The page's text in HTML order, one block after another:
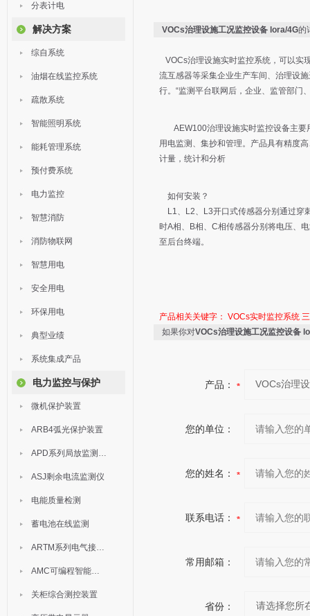
分表计电
解决方案
综自系统
油烟在线监控系统
疏散系统
智能照明系统
能耗管理系统
预付费系统
电力监控
智慧消防
消防物联网
智慧用电
安全用电
环保用电
典型业绩
系统集成产品
电力监控与保护
微机保护装置
ARB4弧光保护装置
APD系列局放监测装置
ASJ剩余电流监测仪
电能质量检测
蓄电池在线监测
ARTM系列电气接点测温装置
AMC可编程智能电测表
关柜综合测控装置
VOCs治理设施工况监控设备 lora/4G的
VOCs治理设施实时监控系统，可以实
流互感器等采集企业生产车间、治理设
行。“监测平台联网后，企业、监管部门
AEW100治理设施实时监控设备主要
用电监测、集抄和管理。产品具有精度
计量，统计和分析
如何安装？
L1、L2、L3开口式传感器分别通过穿
时A相、B相、C相传感器分别将电压、
至后台终端。
产品相关关键字： VOCs实时监控系统
如果你对VOCs治理设施工况监控设备
产品：
您的单位：
您的姓名：
联系电话：
常用邮箱：
省份：